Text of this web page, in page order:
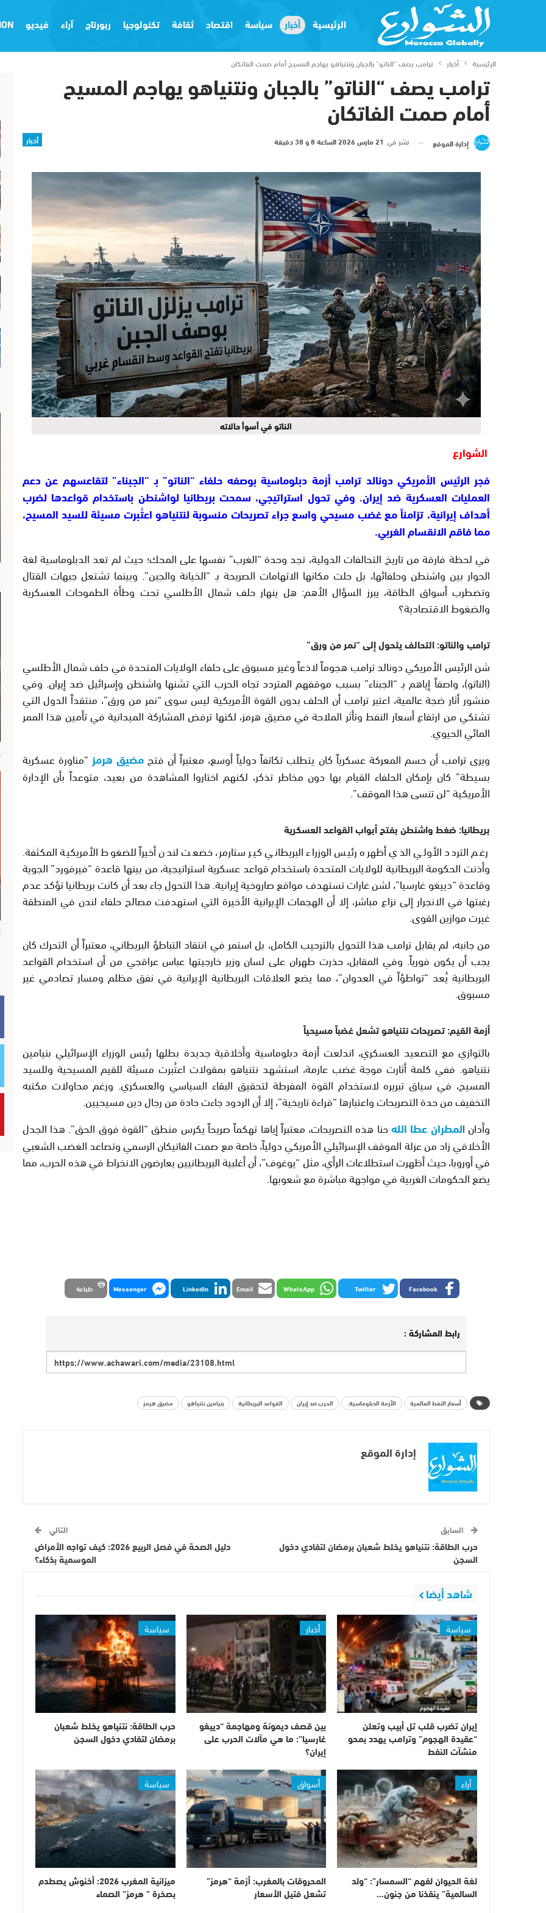
الرئيسية أخبار سياسة اقتصاد ثقافة تكنولوجيا ربورتاج آراء فيديو
الرئيسية أخبار ترامب يصف “الناتو” بالجبان ونتنياهو يهاجم المسيح أمام صمت الفاتكان
ترامب يصف “الناتو” بالجبان ونتنياهو يهاجم المسيح
أمام صمت الفاتكان
أخبار إدارة الموقع نشر في 21 مارس 2026 الساعة 8 و 38 دقيقة
الناتو في أسوأ حالاته
الشوارع
فجر الرئيس الأمريكي دونالد ترامب أزمة دبلوماسية بوصفه حلفاء “الناتو” بـ “الجبناء” لتقاعسهم عن دعم
العمليات العسكرية ضد إيران. وفي تحول استراتيجي، سمحت بريطانيا لواشنطن باستخدام قواعدها لضرب
أهداف إيرانية، تزامناً مع غضب مسيحي واسع جراء تصريحات منسوبة لنتنياهو اعتُبرت مسيئة للسيد المسيح،
مما فاقم الانقسام الغربي.
في لحظة فارقة من تاريخ التحالفات الدولية، تجد وحدة “الغرب” نفسها على المحك؛ حيث لم تعد الدبلوماسية لغة
الحوار بين واشنطن وحلفائها، بل حلت مكانها الاتهامات الصريحة بـ “الخيانة والجبن”. وبينما تشتعل جبهات القتال
وتضطرب أسواق الطاقة، يبرز السؤال الأهم: هل ينهار حلف شمال الأطلسي تحت وطأة الطموحات العسكرية
والضغوط الاقتصادية؟
ترامب والناتو: التحالف يتحول إلى “نمر من ورق”
شن الرئيس الأمريكي دونالد ترامب هجوماً لاذعاً وغير مسبوق على حلفاء الولايات المتحدة في حلف شمال الأطلسي
(الناتو)، واصفاً إياهم بـ “الجبناء” بسبب موقفهم المتردد تجاه الحرب التي تشنها واشنطن وإسرائيل ضد إيران. وفي
منشور أثار ضجة عالمية، اعتبر ترامب أن الحلف بدون القوة الأمريكية ليس سوى “نمر من ورق”، منتقداً الدول التي
تشتكي من ارتفاع أسعار النفط وتأثر الملاحة في مضيق هرمز، لكنها ترفض المشاركة الميدانية في تأمين هذا الممر
المائي الحيوي.
ويرى ترامب أن حسم المعركة عسكرياً كان يتطلب تكاتفاً دولياً أوسع، معتبراً أن فتحمضيق هرمز “مناورة عسكرية
بسيطة” كان بإمكان الحلفاء القيام بها دون مخاطر تذكر، لكنهم اختاروا المشاهدة من بعيد، متوعداً بأن الإدارة
الأمريكية “لن تنسى هذا الموقف”.
بريطانيا: ضغط واشنطن بفتح أبواب القواعد العسكرية
رغم التردد الأولي الذي أظهره رئيس الوزراء البريطاني كير ستارمر، خضعت لندن أخيراً للضغوط الأمريكية المكثفة.
وأذنت الحكومة البريطانية للولايات المتحدة باستخدام قواعد عسكرية استراتيجية، من بينها قاعدة “فيرفورد” الجوية
وقاعدة “دييغو غارسيا”، لشن غارات تستهدف مواقع صاروخية إيرانية. هذا التحول جاء بعد أن كانت بريطانيا تؤكد عدم
رغبتها في الانجرار إلى نزاع مباشر، إلا أن الهجمات الإيرانية الأخيرة التي استهدفت مصالح حلفاء لندن في المنطقة
غيرت موازين القوى.
من جانبه، لم يقابل ترامب هذا التحول بالترحيب الكامل، بل استمر في انتقاد التباطؤ البريطاني، معتبراً أن التحرك كان
يجب أن يكون فورياً. وفي المقابل، حذرت طهران على لسان وزير خارجيتها عباس عراقجي من أن استخدام القواعد
البريطانية يُعد “تواطؤاً في العدوان”، مما يضع العلاقات البريطانية الإيرانية في نفق مظلم ومسار تصادمي غير
مسبوق.
أزمة القيم: تصريحات نتنياهو تشعل غضباً مسيحياً
بالتوازي مع التصعيد العسكري، اندلعت أزمة دبلوماسية وأخلاقية جديدة بطلها رئيس الوزراء الإسرائيلي بنيامين
نتنياهو. ففي كلمة أثارت موجة غضب عارمة، استشهد نتنياهو بمقولات اعتُبرت مسيئة للقيم المسيحية وللسيد
المسيح، في سياق تبريره لاستخدام القوة المفرطة لتحقيق البقاء السياسي والعسكري. ورغم محاولات مكتبه
التخفيف من حدة التصريحات واعتبارها “قراءة تاريخية”، إلا أن الردود جاءت حادة من رجال دين مسيحيين.
وأدان المطران عطا اللهحنا هذه التصريحات، معتبراً إياها تهكماً صريحاً يكرس منطق “القوة فوق الحق”. هذا الجدل
الأخلاقي زاد من عزلة الموقف الإسرائيلي الأمريكي دولياً، خاصة مع صمت الفاتيكان الرسمي وتصاعد الغضب الشعبي
في أوروبا، حيث أظهرت استطلاعات الرأي، مثل “يوغوف”، أن أغلبية البريطانيين يعارضون الانخراط في هذه الحرب، مما
يضع الحكومات الغربية في مواجهة مباشرة مع شعوبها.
Facebook
Twitter
WhatsApp
Email
LinkedIn
Messenger طباعة
رابط المشاركة :
أسعار النفط العالمية الأزمة الدبلوماسية. الحرب ضد إيران القواعد البريطانية بنيامين نتنياهو مضيق هرمز
إدارة الموقع
السابق
حرب الطاقة: نتنياهو يخلط شعبان برمضان لتفادي دخول
السجن
التالي
دليل الصحة في فصل الربيع 2026: كيف تواجه الأمراض
الموسمية بذكاء؟
شاهد أيضا
سياسة
إيران تضرب قلب تل أبيب وتعلن
“عقيدة الهجوم” وترامب يهدد بمحو
منشآت النفط
أخبار
بين قصف ديمونة ومهاجمة “دييغو
غارسيا”: ما هي مآلات الحرب على
إيران؟
سياسة
حرب الطاقة: نتنياهو يخلط شعبان
برمضان لتفادي دخول السجن
آراء
لغة الحيوان لفهم “السمسار”: “ولد
السالمية” ينقذنا من جنون…
أسواق
المحروقات بالمغرب: أزمة “هرمز”
تشعل فتيل الأسعار
سياسة
ميزانية المغرب 2026: أخنوش يصطدم
بصخرة ” هرمز” الصماء